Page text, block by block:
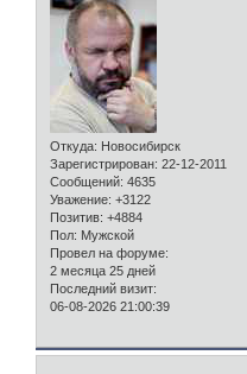
Откуда: Новосибирск
Зарегистрирован: 22-12-2011
Сообщений: 4635
Уважение: +3122
Позитив: +4884
Пол: Мужской
Провел на форуме:
2 месяца 25 дней
Последний визит:
06-08-2026 21:00:39